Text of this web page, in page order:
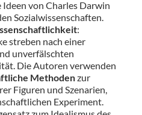
von Charles Darwin
Sozialwissenschaften.
:
streben nach einer
unverfälschten
Die Autoren verwenden
Methodenzur
Figuren und Szenarien,
Experiment.